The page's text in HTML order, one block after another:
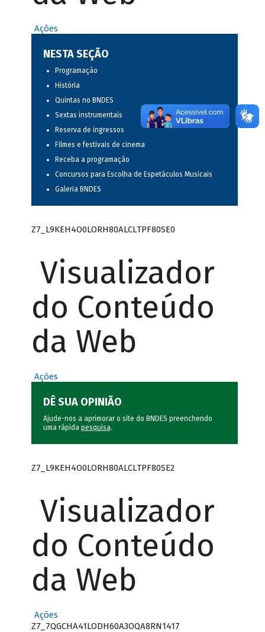
Ações
NESTA SEÇÃO
Programação
História
Quintas no BNDES
Sextas instrumentais
Reserva de ingressos
Filmes e festivais de cinema
Receba a programação
Concursos para Escolha de Espetáculos Musicais
Galeria BNDES
Z7_L9KEH4O0LORH80ALCLTPF80SE0
Visualizador
do Conteúdo
da Web
Ações
DÊ SUA OPINIÃO
Ajude-nos a aprimorar o site do BNDES preenchendo
uma rápida pesquisa.
Z7_L9KEH4O0LORH80ALCLTPF80SE2
Visualizador
do Conteúdo
da Web
Ações
Z7_7QGCHA41LODH60A3OQA8RN1417